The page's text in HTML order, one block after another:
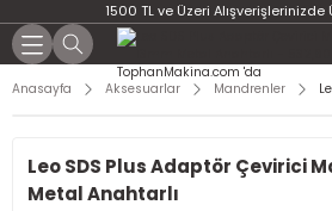
1500 TL ve Üzeri
Anasayfa Aksesuarlar Mandrenler
Leo SDS Plus Adaptör Çevirici
Metal Anahtarlı